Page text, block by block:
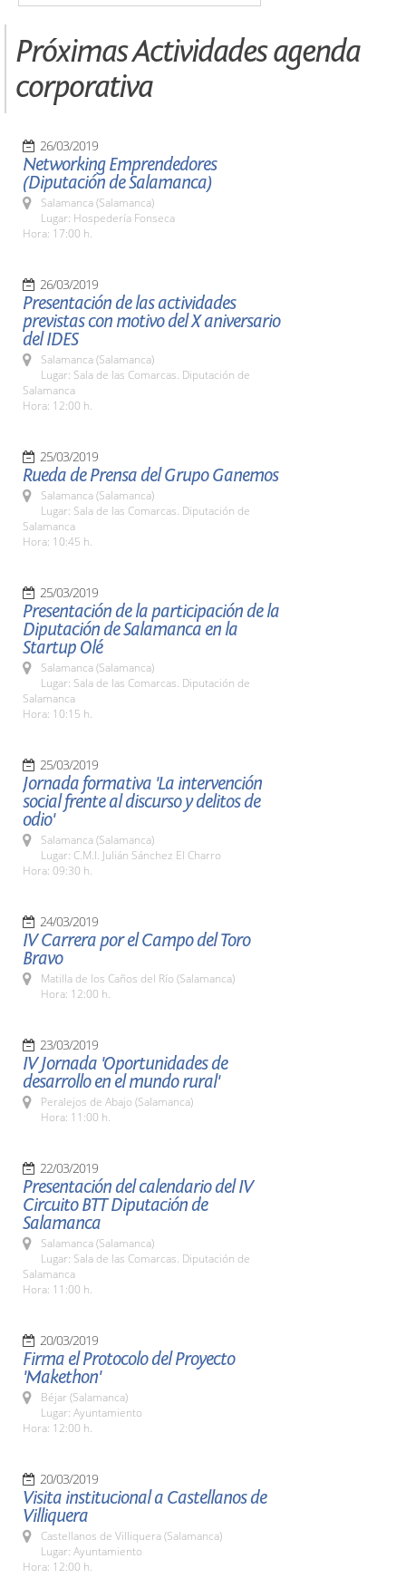
Próximas Actividades agenda
corporativa
26/03/2019
Networking Emprendedores
(Diputación de Salamanca)
Salamanca (Salamanca)
Lugar: Hospedería Fonseca
Hora: 17:00 h.
26/03/2019
Presentación de las actividades
previstas con motivo del X aniversario
del IDES
Salamanca (Salamanca)
Lugar: Sala de las Comarcas. Diputación de
Salamanca
Hora: 12:00 h.
25/03/2019
Rueda de Prensa del Grupo Ganemos
Salamanca (Salamanca)
Lugar: Sala de las Comarcas. Diputación de
Salamanca
Hora: 10:45 h.
25/03/2019
Presentación de la participación de la
Diputación de Salamanca en la
Startup Olé
Salamanca (Salamanca)
Lugar: Sala de las Comarcas. Diputación de
Salamanca
Hora: 10:15 h.
25/03/2019
Jornada formativa 'La intervención
social frente al discurso y delitos de
odio'
Salamanca (Salamanca)
Lugar: C.M.I. Julián Sánchez El Charro
Hora: 09:30 h.
24/03/2019
IV Carrera por el Campo del Toro
Bravo
Matilla de los Caños del Río (Salamanca)
Hora: 12:00 h.
23/03/2019
IV Jornada 'Oportunidades de
desarrollo en el mundo rural'
Peralejos de Abajo (Salamanca)
Hora: 11:00 h.
22/03/2019
Presentación del calendario del IV
Circuito BTT Diputación de
Salamanca
Salamanca (Salamanca)
Lugar: Sala de las Comarcas. Diputación de
Salamanca
Hora: 11:00 h.
20/03/2019
Firma el Protocolo del Proyecto
'Makethon'
Béjar (Salamanca)
Lugar: Ayuntamiento
Hora: 12:00 h.
20/03/2019
Visita institucional a Castellanos de
Villiquera
Castellanos de Villiquera (Salamanca)
Lugar: Ayuntamiento
Hora: 12:00 h.